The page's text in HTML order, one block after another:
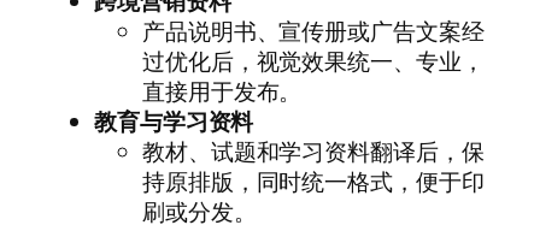
产品说明书、宣传册或广告文案经
过优化后，视觉效果统一、专业，
直接用于发布。
教育与学习资料
教材、试题和学习资料翻译后，保
持原排版，同时统一格式，便于印
刷或分发。